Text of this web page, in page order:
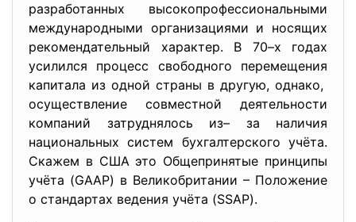
разработанных высокопрофессиональными
международными организациями и носящих
рекомендательный характер. В 70–х годах
усилился процесс свободного перемещения
капитала из одной страны в другую, однако,
осуществление совместной деятельности
компаний затруднялось из– за наличия
национальных систем бухгалтерского учёта.
Скажем в США это Общепринятые принципы
учёта (GAAP) в Великобритании – Положение
о стандартах ведения учёта (SSAP).